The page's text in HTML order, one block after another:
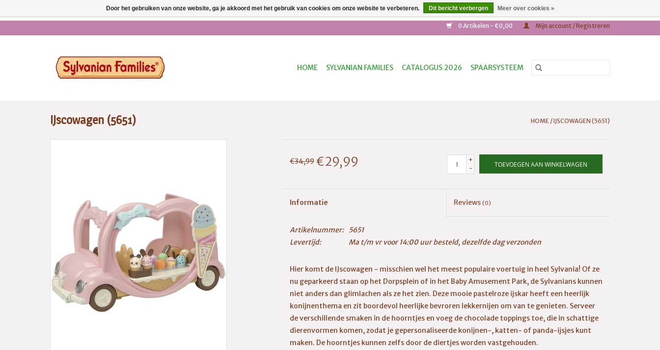
0 Artikelen - €0,00 Mijn account / Registreren
HOME SYLVANIAN FAMILIES CATALOGUS 2026 SPAARSYSTEEM
IJscowagen (5651) HOME /IJSCOWAGEN (5651)
€34,99 €29,99
+
-
TOEVOEGEN AAN WINKELWAGEN
Informatie Reviews(0)
Artikelnummer:
5651
Levertijd:
Ma t/m vr voor 14:00 uur besteld, dezelfde dag verzonden
Hier komt de IJscowagen - misschien wel het meest populaire voertuig in heel Sylvania! Of ze
nu geparkeerd staan op het Dorpsplein of in het Baby Amusement Park, de Sylvanians kunnen
niet anders dan glimlachen als ze het zien. Deze mooie pastelroze ijskar heeft een heerlijk
konijnenthema en zit boordevol heerlijke bevroren lekkernijen om van te genieten. Serveer
de verschillende smaken in de hoorntjes en voeg de chocolade toppings toe, die in schattige
dierenvormen komen, zodat je gepersonaliseerde konijnen-, katten- of panda-ijsjes kunt
maken. De hoorntjes kunnen zelfs door de diertjes worden vastgehouden.
Door het gebruiken van onze website, ga je akkoord met het gebruik van cookies om onze website te verbeteren. Dit bericht verbergen Meer over cookies »
* Ma t/m vr voor 14.00 uur besteld, dezelfde dag verzonden * Gratis verzending vanaf €50,- * Tel: +31(0)652687624